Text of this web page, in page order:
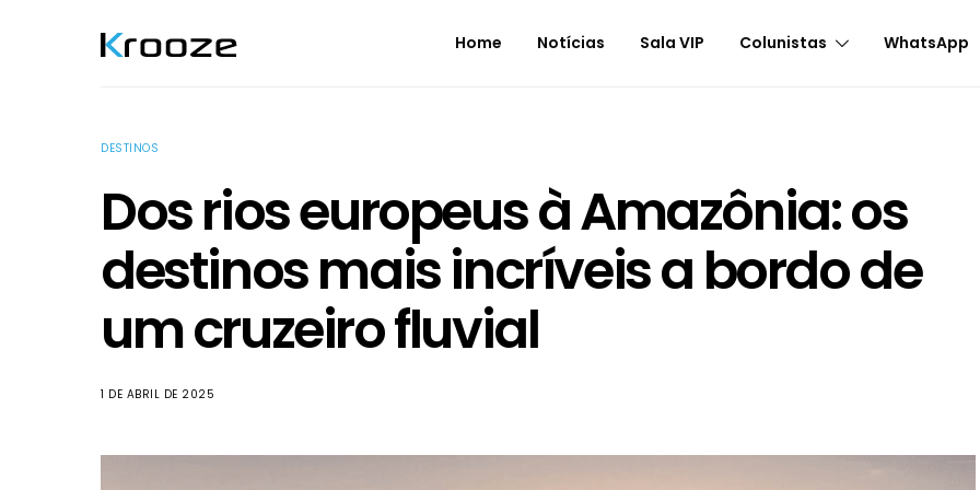
Home Notícias Sala VIP Colunistas WhatsApp
DESTINOS
Dos rios europeus à Amazônia: os
destinos mais incríveis a bordo de
um cruzeiro fluvial
1 DE ABRIL DE 2025